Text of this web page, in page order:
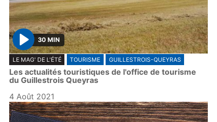
P
l
a
y
30 MIN
LE MAG' DE L'ÉTÉ TOURISME GUILLESTROIS-QUEYRAS
Les actualités touristiques de l'office de tourisme
du Guillestrois Queyras
4 Août 2021